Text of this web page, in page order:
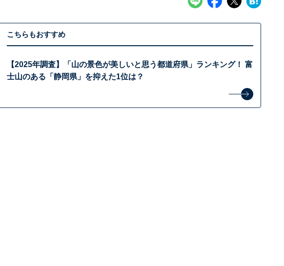
こちらもおすすめ
【2025年調査】「山の景色が美しいと思う都道府県」ランキング！ 富
士山のある「静岡県」を抑えた1位は？